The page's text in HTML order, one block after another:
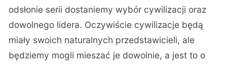
odsłonie serii dostaniemy wybór cywilizacji oraz
dowolnego lidera. Oczywiście cywilizacje będą
miały swoich naturalnych przedstawicieli, ale
będziemy mogli mieszać je dowolnie, a jest to o